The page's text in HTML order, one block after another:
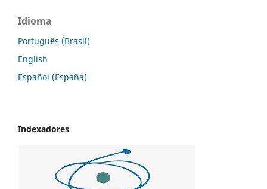
Idioma
Português (Brasil)
English
Español (España)
Indexadores